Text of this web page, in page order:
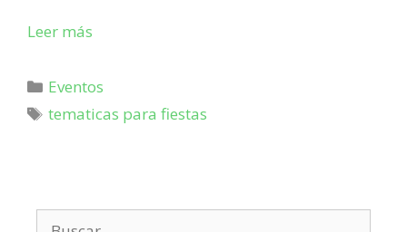
Leer más
Eventos
tematicas para fiestas